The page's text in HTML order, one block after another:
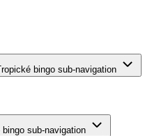
bingo sub-navigation
bingo sub-navigation